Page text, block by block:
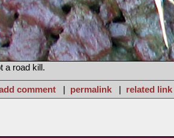
a road kill.
comment | permalink | related link